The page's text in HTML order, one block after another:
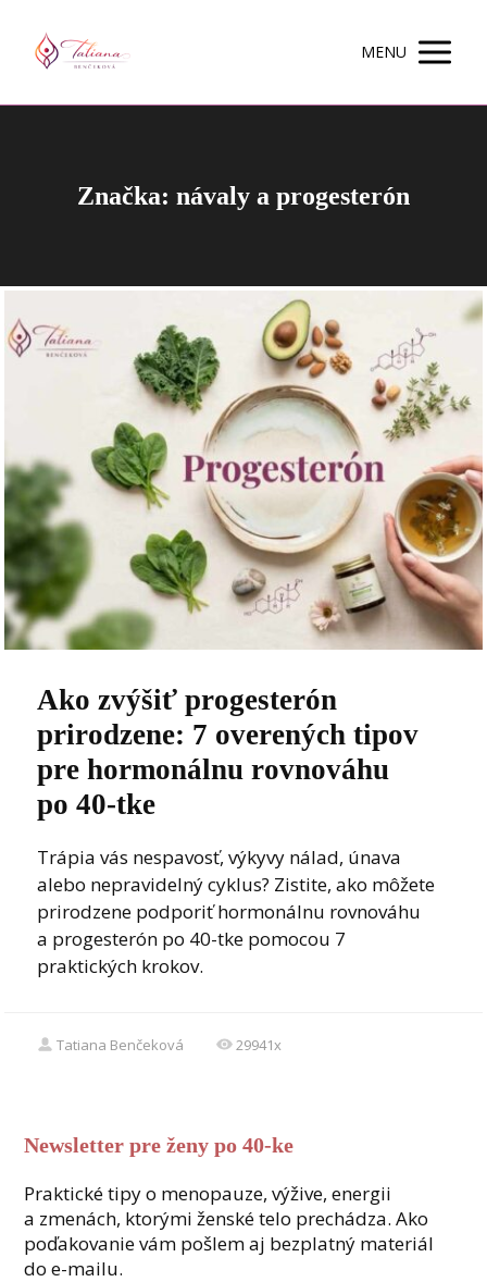
MENU
Značka: návaly a progesterón
Ako zvýšiť progesterón
prirodzene: 7 overených tipov
pre hormonálnu rovnováhu
po 40-tke
Trápia vás nespavosť, výkyvy nálad, únava
alebo nepravidelný cyklus? Zistite, ako môžete
prirodzene podporiť hormonálnu rovnováhu
a progesterón po 40-tke pomocou 7
praktických krokov.
Tatiana Benčeková 29941x
Newsletter pre ženy po 40-ke
Praktické tipy o menopauze, výžive, energii
a zmenách, ktorými ženské telo prechádza. Ako
poďakovanie vám pošlem aj bezplatný materiál
do e-mailu.